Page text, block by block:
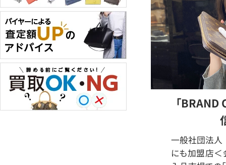
「BRAND
一般社団法人
にも加盟店＜